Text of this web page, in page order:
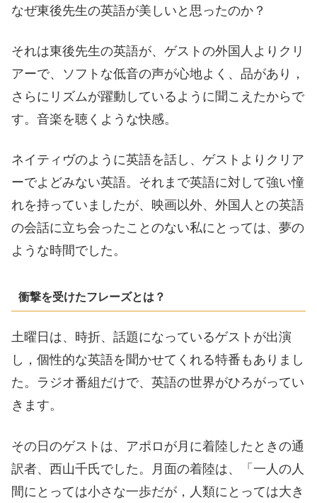
なぜ東後先生の英語が美しいと思ったのか？
それは東後先生の英語が、ゲストの外国人よりクリ
アーで、ソフトな低音の声が心地よく、品があり，
さらにリズムが躍動しているように聞こえたからで
す。音楽を聴くような快感。
ネイティヴのように英語を話し、ゲストよりクリア
ーでよどみない英語。それまで英語に対して強い憧
れを持っていましたが、映画以外、外国人との英語
の会話に立ち会ったことのない私にとっては、夢の
ような時間でした。
衝撃を受けたフレーズとは？
土曜日は、時折、話題になっているゲストが出演
し，個性的な英語を聞かせてくれる特番もありまし
た。ラジオ番組だけで、英語の世界がひろがってい
きます。
その日のゲストは、アポロが月に着陸したときの通
訳者、西山千氏でした。月面の着陸は、「一人の人
間にとっては小さな一歩だが，人類にとっては大き